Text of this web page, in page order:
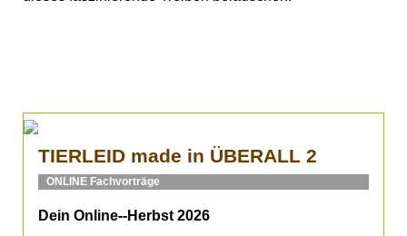
TIERLEID made in ÜBERALL 2
ONLINE Fachvorträge
Dein Online--Herbst 2026